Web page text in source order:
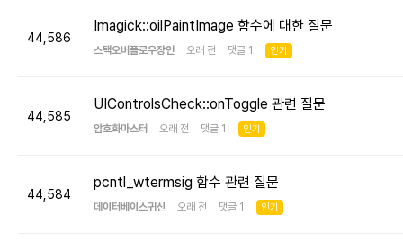
44,586
Imagick::oilPaintImage 함수에 대한 질문
스택오버플로우장인 오래 전 댓글 1 인기
44,585
UIControlsCheck::onToggle 관련 질문
암호화마스터 오래 전 댓글 1 인기
44,584
pcntl_wtermsig 함수 관련 질문
데이터베이스귀신 오래 전 댓글 1 인기